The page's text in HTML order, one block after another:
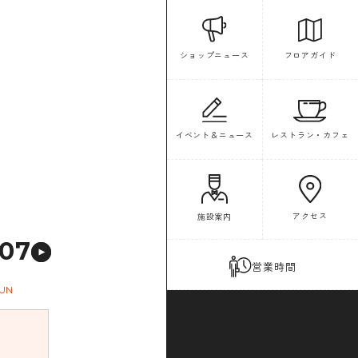
ショップニュース フロアガイド
イベント＆ニュース レストラン・カフェ
施設案内 アクセス
営業時間
07